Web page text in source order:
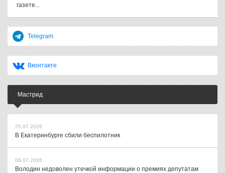
газете...
Telegram
Вконтакте
Мастрид
25.07.2026
В Екатеринбурге сбили беспилотник
08.07.2026
Володин недоволен утечкой информации о премиях депутатам